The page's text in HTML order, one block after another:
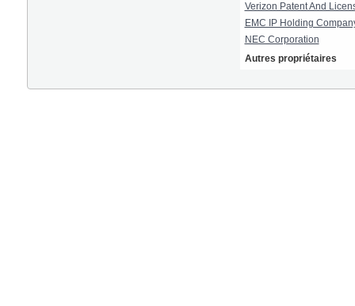
Verizon Patent And
EMC IP Holding
NEC Corporation
Autres propriétaires